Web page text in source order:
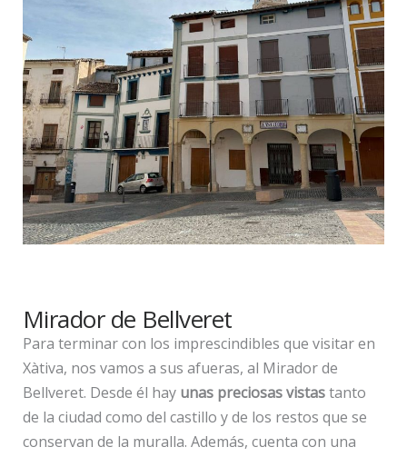
Mirador de Bellveret
Para terminar con los imprescindibles que visitar en
Xàtiva, nos vamos a sus afueras, al Mirador de
Bellveret. Desde él hay unas preciosas vistastanto
de la ciudad como del castillo y de los restos que se
conservan de la muralla. Además, cuenta con una